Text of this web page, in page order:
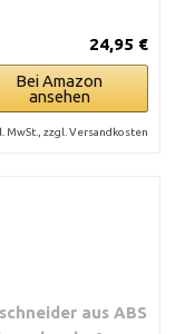
24,95 €
Bei Amazon
ansehen
MwSt., zzgl. Versandkosten
aus ABS